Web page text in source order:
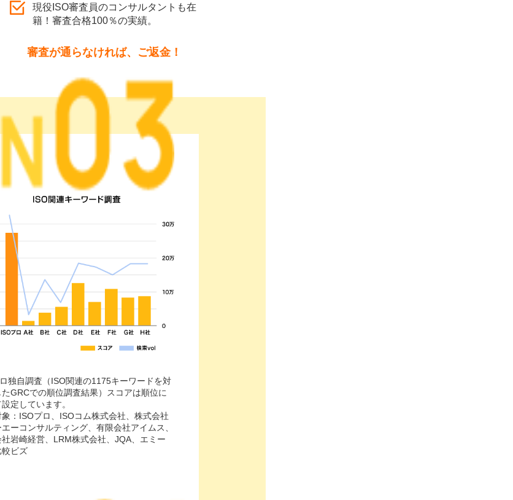
現役ISO審査員のコンサルタントも在
籍！審査合格100％の実績。
審査が通らなければ、ご返金！
独自調査（ISO関連の1175キーワードを対
GRCでの順位調査結果）スコアは順位に
定しています。
：ISOプロ、ISOコム株式会社、株式会社
エーコンサルティング、有限会社アイムス、
岩崎経営、LRM株式会社、JQA、エミー
較ビズ